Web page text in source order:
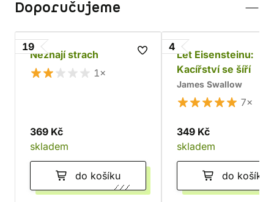
Doporučujeme
19
Neznají strach
1×
369 Kč
skladem
do košíku
4
Let Eisensteinu:
Kacířství se šíří
James Swallow
7×
349 Kč
skladem
do košíku